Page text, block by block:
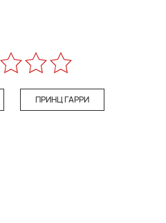
ПРИНЦ ГАРРИ